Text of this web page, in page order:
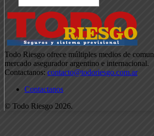
Todo Riesgo ofrece múltiples medios de
mercado asegurador argentino e internacional.
Contactanos: contacto@todoriesgo.com.ar
Contactanos
© Todo Riesgo 2026.